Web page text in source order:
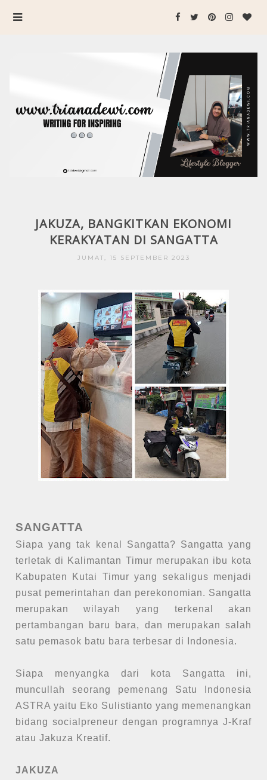
JAKUZA, BANGKITKAN EKONOMI
KERAKYATAN DI SANGATTA
JUMAT, 15 SEPTEMBER 2023
SANGATTA
Siapa yang tak kenal Sangatta? Sangatta yang
terletak di Kalimantan Timur merupakan ibu kota
Kabupaten Kutai Timur yang sekaligus menjadi
pusat pemerintahan dan perekonomian. Sangatta
merupakan wilayah yang terkenal akan
pertambangan baru bara, dan merupakan salah
satu pemasok batu bara terbesar di Indonesia.
Siapa menyangka dari kota Sangatta ini,
muncullah seorang pemenang Satu Indonesia
ASTRA yaitu Eko Sulistianto yang memenangkan
bidang socialpreneur dengan programnya J-Kraf
atau Jakuza Kreatif.
JAKUZA